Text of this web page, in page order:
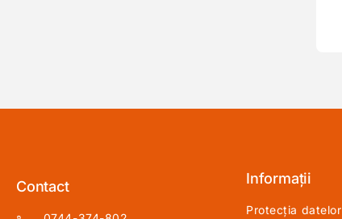
Contact Informații
Protecția datelor